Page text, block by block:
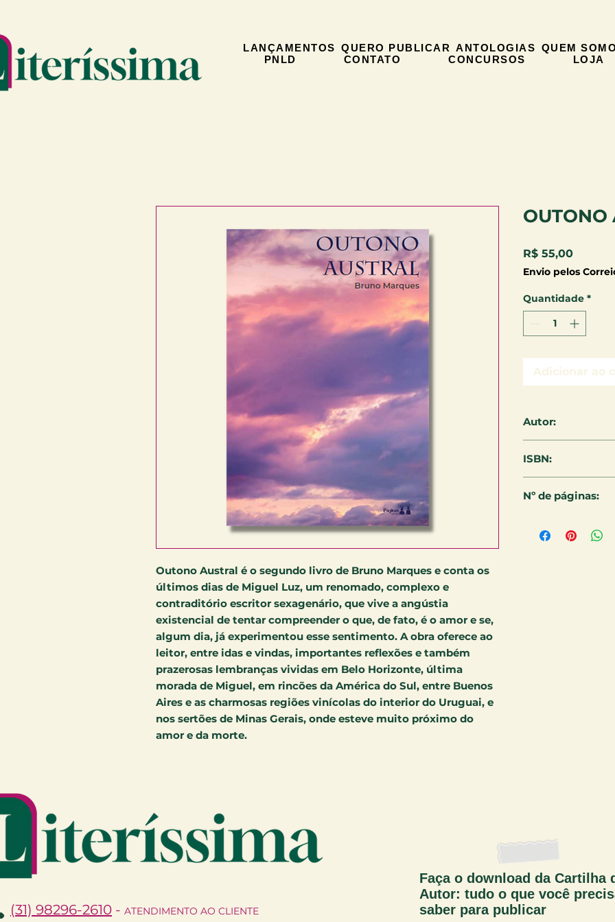
LANÇAMENTOS QUERO PUBLICAR ANTOLOGIAS QUEM
PNLD
CONTATO CONCURSOS LOJA
Outono Austral é o segundo livro de Bruno Marques e conta os
últimos dias de Miguel Luz, um renomado, complexo e
contraditório escritor sexagenário, que vive a angústia
existencial de tentar compreender o que, de fato, é o amor e se,
algum dia, já experimentou esse sentimento. A obra oferece ao
leitor, entre idas e vindas, importantes reflexões e também
prazerosas lembranças vividas em Belo Horizonte, última
morada de Miguel, em rincões da América do Sul, entre Buenos
Aires e as charmosas regiões vinícolas do interior do Uruguai, e
nos sertões de Minas Gerais, onde esteve muito próximo do
amor e da morte.
OUTONO
R$ 55,00Preço
Envio pelos
Quantidade *
Adicionar ao
Autor:
ISBN:
Nº de páginas:
Faça o download da Cartilha
Autor: tudo o que você
saber para publicar
(31) 98296-2610 - ATENDIMENTO AO CLIENTE